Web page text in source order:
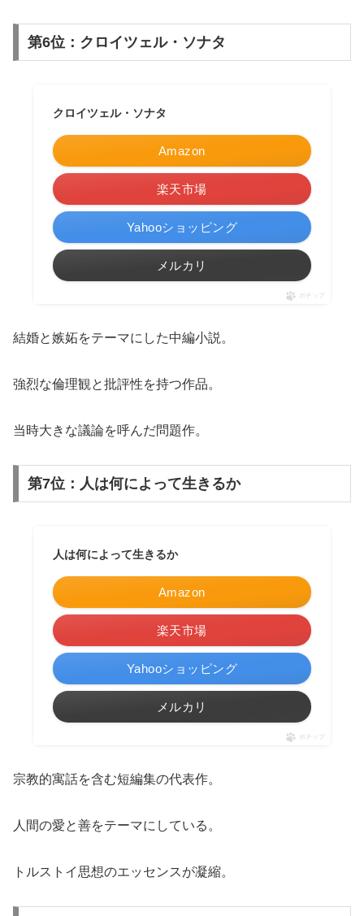
第6位：クロイツェル・ソナタ
クロイツェル・ソナタ
Amazon
楽天市場
Yahooショッピング
メルカリ
ポチップ
結婚と嫉妬をテーマにした中編小説。
強烈な倫理観と批評性を持つ作品。
当時大きな議論を呼んだ問題作。
第7位：人は何によって生きるか
人は何によって生きるか
Amazon
楽天市場
Yahooショッピング
メルカリ
ポチップ
宗教的寓話を含む短編集の代表作。
人間の愛と善をテーマにしている。
トルストイ思想のエッセンスが凝縮。